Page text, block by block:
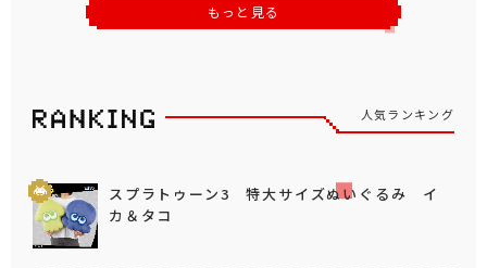
もっと見る
人気ランキング
スプラトゥーン3 特大サイズぬいぐるみ イ
カ＆タコ